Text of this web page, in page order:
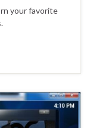
your favorite